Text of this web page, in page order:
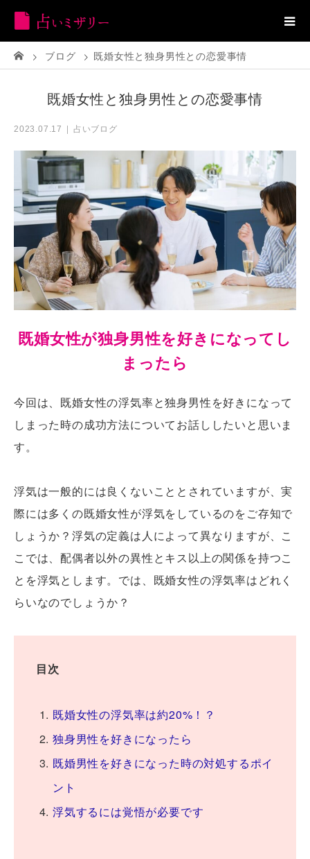
ブログ 既婚女性と独身男性との恋愛事情
既婚女性と独身男性との恋愛事情
2023.07.17 占いブログ
既婚女性が独身男性を好きになってし
まったら
今回は、既婚女性の浮気率と独身男性を好きになって
しまった時の成功方法についてお話ししたいと思いま
す。
浮気は一般的には良くないこととされていますが、実
際には多くの既婚女性が浮気をしているのをご存知で
しょうか？浮気の定義は人によって異なりますが、こ
こでは、配偶者以外の異性とキス以上の関係を持つこ
とを浮気とします。では、既婚女性の浮気率はどれく
らいなのでしょうか？
目次
既婚女性の浮気率は約20%！？
独身男性を好きになったら
既婚男性を好きになった時の対処するポイ
ント
浮気するには覚悟が必要です